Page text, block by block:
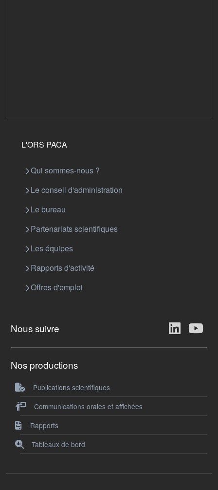
L'ORS PACA
Qui sommes-nous ?
Le conseil d'administration
Le bureau
Partenariats scientifiques
Les équipes
Rapports d'activité
Offres d'emploi
Nous suivre
Nos productions
Publications scientifiques
Communications orales et affichées
Rapports
Tableaux de bord